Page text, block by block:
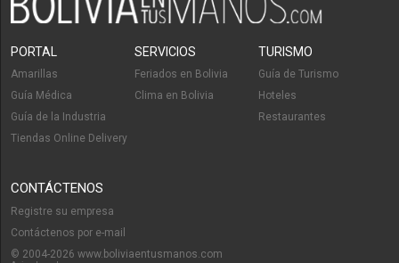
PORTAL
Amarillas
Guía Médica
Guía de la Industria
Tiendas Online Delivery
SERVICIOS
Feriados en Bolivia
Clima en Bolivia
TURISMO
Guía de Turismo
Hoteles
Restaurantes
CONTÁCTENOS
Registre su empresa
Contáctenos por e-mail
© 2004-2026 www.boliviaentusmanos.com